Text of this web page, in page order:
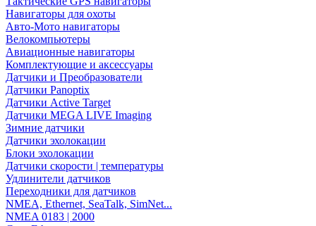
Навигаторы для охоты
Авто-Мото навигаторы
Велокомпьютеры
Авиационные навигаторы
Комплектующие и аксессуары
Датчики и Преобразователи
Датчики Panoptix
Датчики Active Target
Датчики MEGA LIVE Imaging
Зимние датчики
Датчики эхолокации
Блоки эхолокации
Датчики скорости | температуры
Удлинители датчиков
Переходники для датчиков
NMEA, Ethernet, SeaTalk, SimNet...
NMEA 0183 | 2000